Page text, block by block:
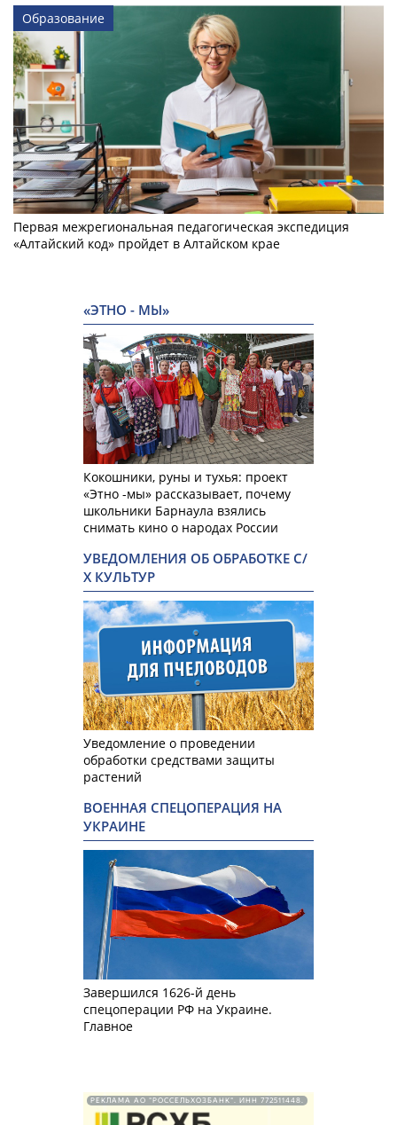
Образование
Первая межрегиональная педагогическая экспедиция
«Алтайский код» пройдет в Алтайском крае
«ЭТНО - МЫ»
Кокошники, руны и тухья: проект
«Этно -мы» рассказывает, почему
школьники Барнаула взялись
снимать кино о народах России
УВЕДОМЛЕНИЯ ОБ ОБРАБОТКЕ С/
Х КУЛЬТУР
Уведомление о проведении
обработки средствами защиты
растений
ВОЕННАЯ СПЕЦОПЕРАЦИЯ НА
УКРАИНЕ
Завершился 1626-й день
спецоперации РФ на Украине.
Главное
РЕКЛАМА АО "РОССЕЛЬХОЗБАНК". ИНН 772511448.